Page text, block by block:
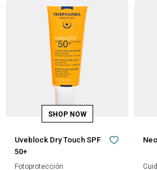
Uveblock Dry Touch SPF
50+
Fotoprotección